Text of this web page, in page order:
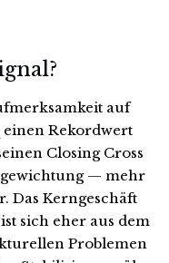
auf
einen Rekordwert
Closing Cross
— mehr
Das Kerngeschäft
sich eher aus dem
Problemen